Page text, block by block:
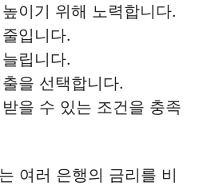
이기 위해 노력합니다.
입니다.
립니다.
을 선택합니다.
을 수 있는 조건을 충족
여러 은행의 금리를 비